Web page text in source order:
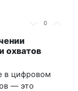
0
охватов
в цифровом
— это